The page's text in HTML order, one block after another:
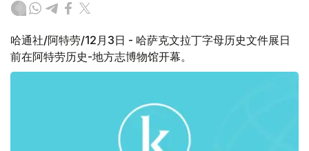
哈通社/阿特劳/12月3日 - 哈萨克文拉丁字母历史文件展日
前在阿特劳历史-地方志博物馆开幕。